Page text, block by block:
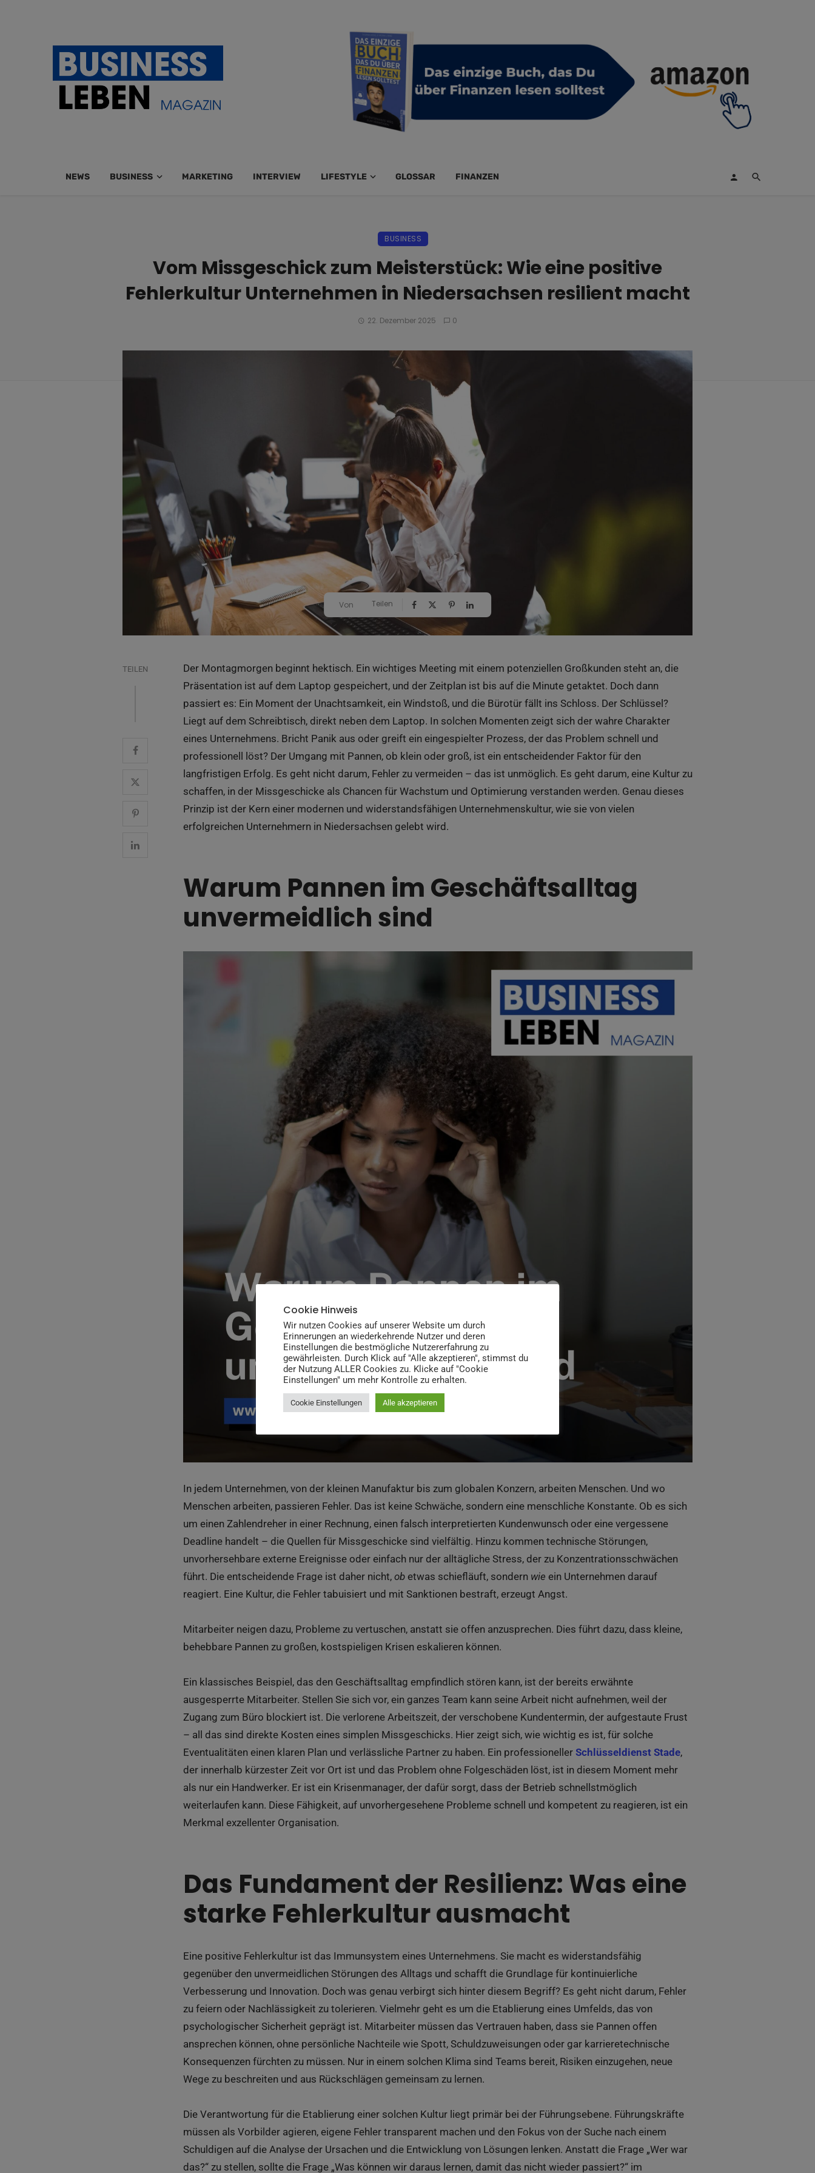
NEWS BUSINESS MARKETING INTERVIEW LIFESTYLE GLOSSAR FINANZEN
BUSINESS
Vom Missgeschick zum Meisterstück: Wie eine positive
Fehlerkultur Unternehmen in Niedersachsen resilient macht
22. Dezember 2025 0
Von Teilen
TEILEN
Der Montagmorgen beginnt hektisch. Ein wichtiges Meeting mit einem potenziellen Großkunden steht an, die
Präsentation ist auf dem Laptop gespeichert, und der Zeitplan ist bis auf die Minute getaktet. Doch dann
passiert es: Ein Moment der Unachtsamkeit, ein Windstoß, und die Bürotür fällt ins Schloss. Der Schlüssel?
Liegt auf dem Schreibtisch, direkt neben dem Laptop. In solchen Momenten zeigt sich der wahre Charakter
eines Unternehmens. Bricht Panik aus oder greift ein eingespielter Prozess, der das Problem schnell und
professionell löst? Der Umgang mit Pannen, ob klein oder groß, ist ein entscheidender Faktor für den
langfristigen Erfolg. Es geht nicht darum, Fehler zu vermeiden – das ist unmöglich. Es geht darum, eine Kultur zu
schaffen, in der Missgeschicke als Chancen für Wachstum und Optimierung verstanden werden. Genau dieses
Prinzip ist der Kern einer modernen und widerstandsfähigen Unternehmenskultur, wie sie von vielen
erfolgreichen Unternehmern in Niedersachsen gelebt wird.
Warum Pannen im Geschäftsalltag
unvermeidlich sind
In jedem Unternehmen, von der kleinen Manufaktur bis zum globalen Konzern, arbeiten Menschen. Und wo
Menschen arbeiten, passieren Fehler. Das ist keine Schwäche, sondern eine menschliche Konstante. Ob es sich
um einen Zahlendreher in einer Rechnung, einen falsch interpretierten Kundenwunsch oder eine vergessene
Deadline handelt – die Quellen für Missgeschicke sind vielfältig. Hinzu kommen technische Störungen,
unvorhersehbare externe Ereignisse oder einfach nur der alltägliche Stress, der zu Konzentrationsschwächen
führt. Die entscheidende Frage ist daher nicht, ob etwas schiefläuft, sondern wie ein Unternehmen darauf
reagiert. Eine Kultur, die Fehler tabuisiert und mit Sanktionen bestraft, erzeugt Angst.
Mitarbeiter neigen dazu, Probleme zu vertuschen, anstatt sie offen anzusprechen. Dies führt dazu, dass kleine,
behebbare Pannen zu großen, kostspieligen Krisen eskalieren können.
Ein klassisches Beispiel, das den Geschäftsalltag empfindlich stören kann, ist der bereits erwähnte
ausgesperrte Mitarbeiter. Stellen Sie sich vor, ein ganzes Team kann seine Arbeit nicht aufnehmen, weil der
Zugang zum Büro blockiert ist. Die verlorene Arbeitszeit, der verschobene Kundentermin, der aufgestaute Frust
– all das sind direkte Kosten eines simplen Missgeschicks. Hier zeigt sich, wie wichtig es ist, für solche
Eventualitäten einen klaren Plan und verlässliche Partner zu haben. Ein professioneller Schlüsseldienst Stade,
der innerhalb kürzester Zeit vor Ort ist und das Problem ohne Folgeschäden löst, ist in diesem Moment mehr
als nur ein Handwerker. Er ist ein Krisenmanager, der dafür sorgt, dass der Betrieb schnellstmöglich
weiterlaufen kann. Diese Fähigkeit, auf unvorhergesehene Probleme schnell und kompetent zu reagieren, ist ein
Merkmal exzellenter Organisation.
Das Fundament der Resilienz: Was eine
starke Fehlerkultur ausmacht
Eine positive Fehlerkultur ist das Immunsystem eines Unternehmens. Sie macht es widerstandsfähig
gegenüber den unvermeidlichen Störungen des Alltags und schafft die Grundlage für kontinuierliche
Verbesserung und Innovation. Doch was genau verbirgt sich hinter diesem Begriff? Es geht nicht darum, Fehler
zu feiern oder Nachlässigkeit zu tolerieren. Vielmehr geht es um die Etablierung eines Umfelds, das von
psychologischer Sicherheit geprägt ist. Mitarbeiter müssen das Vertrauen haben, dass sie Pannen offen
ansprechen können, ohne persönliche Nachteile wie Spott, Schuldzuweisungen oder gar karrieretechnische
Konsequenzen fürchten zu müssen. Nur in einem solchen Klima sind Teams bereit, Risiken einzugehen, neue
Wege zu beschreiten und aus Rückschlägen gemeinsam zu lernen.
Die Verantwortung für die Etablierung einer solchen Kultur liegt primär bei der Führungsebene. Führungskräfte
müssen als Vorbilder agieren, eigene Fehler transparent machen und den Fokus von der Suche nach einem
Schuldigen auf die Analyse der Ursachen und die Entwicklung von Lösungen lenken. Anstatt die Frage „Wer war
das?“ zu stellen, sollte die Frage „Was können wir daraus lernen, damit das nicht wieder passiert?“ im
Cookie Hinweis
Wir nutzen Cookies auf unserer Website um durch
Erinnerungen an wiederkehrende Nutzer und deren
Einstellungen die bestmögliche Nutzererfahrung zu
gewährleisten. Durch Klick auf "Alle akzeptieren", stimmst du
der Nutzung ALLER Cookies zu. Klicke auf "Cookie
Einstellungen" um mehr Kontrolle zu erhalten.
Cookie Einstellungen Alle akzeptieren